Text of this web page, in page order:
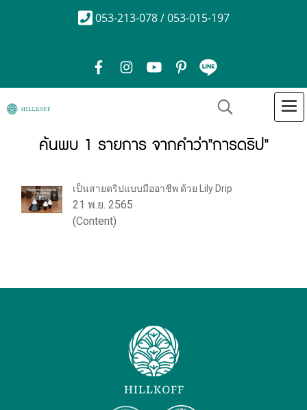
053-213-078 / 053-015-197
ค้นพบ 1 รายการ จากคำว่า"การดริป"
เป็นสายดริปแบบมืออาชีพ ด้วย Lily Drip
21 พ.ย. 2565
(Content)